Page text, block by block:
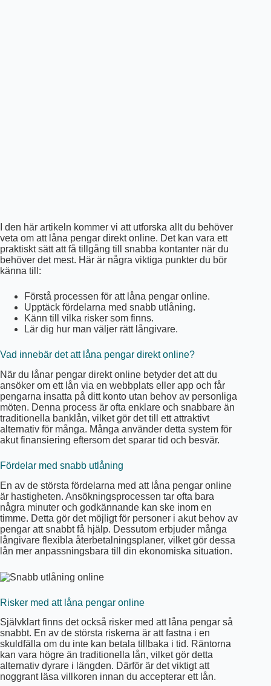
I den här artikeln kommer vi att utforska allt du behöver
veta om att låna pengar direkt online. Det kan vara ett
praktiskt sätt att få tillgång till snabba kontanter när du
behöver det mest. Här är några viktiga punkter du bör
känna till:
Förstå processen för att låna pengar online.
Upptäck fördelarna med snabb utlåning.
Känn till vilka risker som finns.
Lär dig hur man väljer rätt långivare.
Vad innebär det att låna pengar direkt online?
När du lånar pengar direkt online betyder det att du
ansöker om ett lån via en webbplats eller app och får
pengarna insatta på ditt konto utan behov av personliga
möten. Denna process är ofta enklare och snabbare än
traditionella banklån, vilket gör det till ett attraktivt
alternativ för många. Många använder detta system för
akut finansiering eftersom det sparar tid och besvär.
Fördelar med snabb utlåning
En av de största fördelarna med att låna pengar online
är hastigheten. Ansökningsprocessen tar ofta bara
några minuter och godkännande kan ske inom en
timme. Detta gör det möjligt för personer i akut behov av
pengar att snabbt få hjälp. Dessutom erbjuder många
långivare flexibla återbetalningsplaner, vilket gör dessa
lån mer anpassningsbara till din ekonomiska situation.
Risker med att låna pengar online
Självklart finns det också risker med att låna pengar så
snabbt. En av de största riskerna är att fastna i en
skuldfälla om du inte kan betala tillbaka i tid. Räntorna
kan vara högre än traditionella lån, vilket gör detta
alternativ dyrare i längden. Därför är det viktigt att
noggrant läsa villkoren innan du accepterar ett lån.